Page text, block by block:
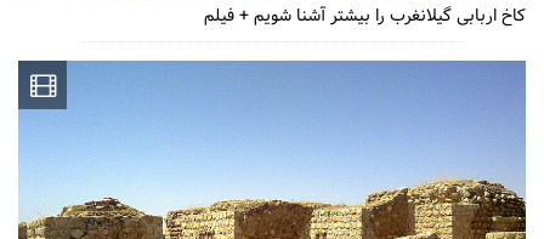
کاخ اربابی گیلانغرب را بیشتر آشنا شویم + فیلم